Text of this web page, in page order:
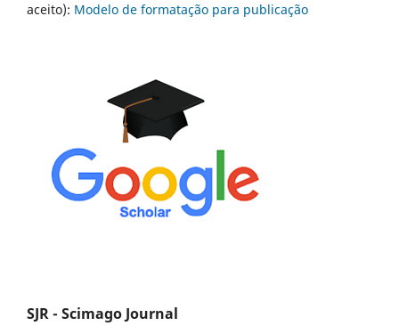
aceito): Modelo de formatação para publicação
SJR - Scimago Journal